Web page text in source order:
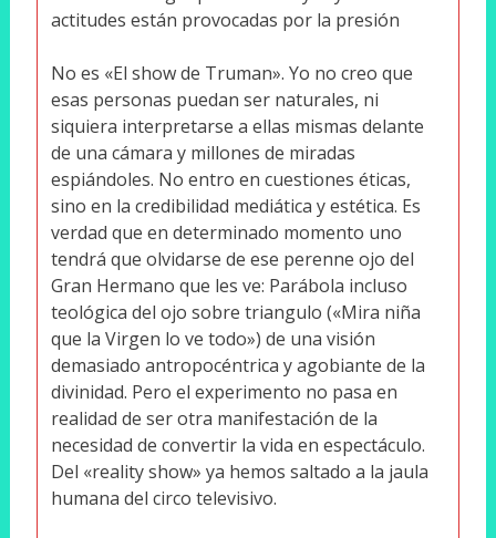
actitudes están provocadas por la presión
No es «El show de Truman». Yo no creo que
esas personas puedan ser naturales, ni
siquiera interpretarse a ellas mismas delante
de una cámara y millones de miradas
espiándoles. No entro en cuestiones éticas,
sino en la credibilidad mediática y estética. Es
verdad que en determinado momento uno
tendrá que olvidarse de ese perenne ojo del
Gran Hermano que les ve: Parábola incluso
teológica del ojo sobre triangulo («Mira niña
que la Virgen lo ve todo») de una visión
demasiado antropocéntrica y agobiante de la
divinidad. Pero el experimento no pasa en
realidad de ser otra manifestación de la
necesidad de convertir la vida en espectáculo.
Del «reality show» ya hemos saltado a la jaula
humana del circo televisivo.